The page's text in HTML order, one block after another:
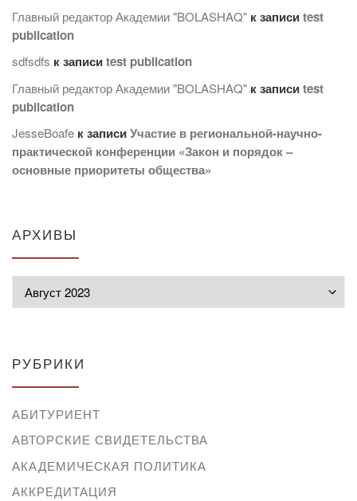
Главный редактор Академии "BOLASHAQ" к записиtest
publication
sdfsdfs к записиtest publication
Главный редактор Академии "BOLASHAQ" к записиtest
publication
JesseBoafe к записиУчастие в региональной-научно-
практической конференции «Закон и порядок –
основные приоритеты общества»
АРХИВЫ
РУБРИКИ
АБИТУРИЕНТ
АВТОРСКИЕ СВИДЕТЕЛЬСТВА
АКАДЕМИЧЕСКАЯ ПОЛИТИКА
АККРЕДИТАЦИЯ